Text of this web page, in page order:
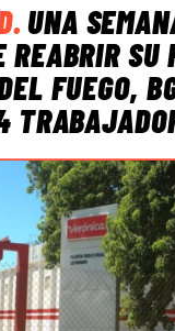
.UNA
REABRIR SU
FUEGO,